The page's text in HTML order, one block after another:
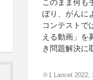
このまま何も
ぼり、がんに
コンテストで
える動画」を
き問題解決に
※1 Lancet 2022;